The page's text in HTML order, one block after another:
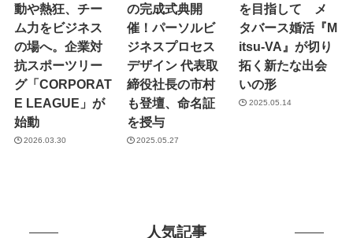
動や熱狂、チー
ム力をビジネス
の場へ。企業対
抗スポーツリー
グ「CORPORAT
E LEAGUE」が
始動
2026.03.30
の完成式典開
催！パーソルビ
ジネスプロセス
デザイン 代表取
締役社長の市村
も登壇、命名証
を授与
2025.05.27
を目指して メ
タバース婚活『M
itsu-VA』が切り
拓く新たな出会
いの形
2025.05.14
人気記事